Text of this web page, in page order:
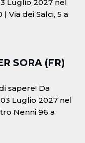
Luglio 2027 nel
Via dei Salci, 5 a
SORA (FR)
sapere! Da
Luglio 2027 nel
Nenni 96 a